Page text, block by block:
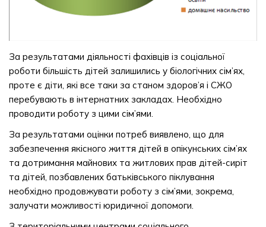
За результатами діяльності фахівців із соціальної
роботи більшість дітей залишились у біологічних сім’ях,
проте є діти, які все таки за станом здоров’я і СЖО
перебувають в інтернатних закладах. Необхідно
проводити роботу з цими сім’ями.
За результатами оцінки потреб виявлено, що для
забезпечення якісного життя дітей в опікунських сім’ях
та дотримання майнових та житлових прав дітей-сиріт
та дітей, позбавлених батьківського піклування
необхідно продовжувати роботу з сім’ями, зокрема,
залучати можливості юридичної допомоги.